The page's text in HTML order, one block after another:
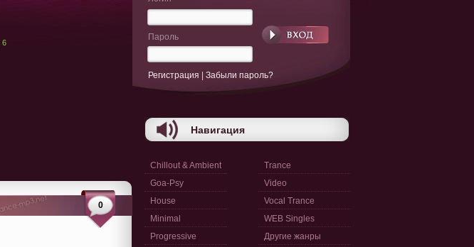
6
0
Пароль
Регистрация Забыли пароль?
Навигация
Chillout & Ambient
Goa-Psy
House
Minimal
Progressive
Trance
Video
Vocal Trance
WEB Singles
Другие жанры